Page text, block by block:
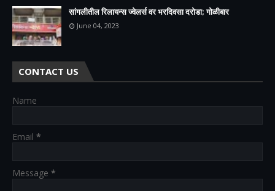
सांगलीतील रिलायन्स ज्वेलर्स वर भरदिवसा दरोडा; गोळीबार
June 04, 2023
CONTACT US
Name
Email *
Message *